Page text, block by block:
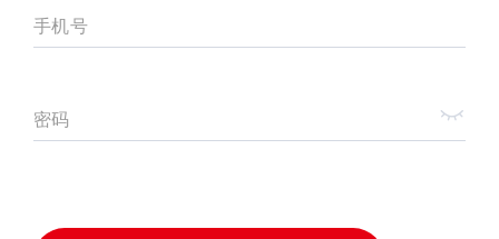
手机号
密码